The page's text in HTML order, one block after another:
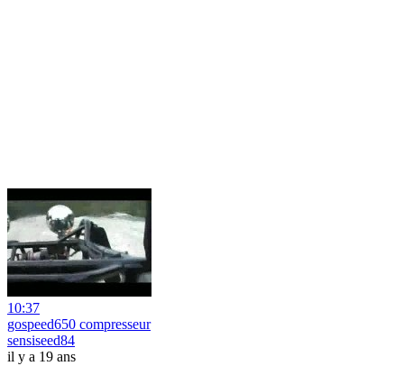
10:37
gospeed650 compresseur
sensiseed84
il y a 19 ans